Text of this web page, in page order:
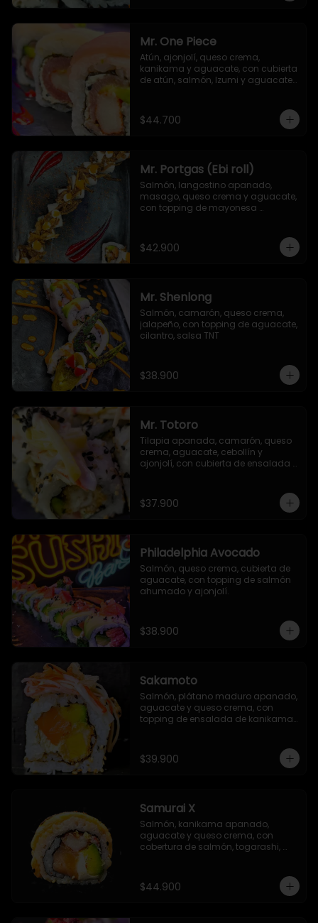
Mr. One Piece
Atún, ajonjolí, queso crema,
kanikama y aguacate, con cubierta
de atún, salmón, Izumi y aguacate.
$44.700
Mr. Portgas (Ebi roll)
Salmón, langostino apanado,
masago, queso crema y aguacate,
con topping de mayonesa
$42.900
Mr. Shenlong
Salmón, camarón, queso crema,
jalapeño, con topping de aguacate,
cilantro, salsa TNT
$38.900
Mr. Totoro
Tilapia apanada, camarón, queso
crema, aguacate, cebollín y
ajonjolí, con cubierta de ensalada
$37.900
Philadelphia Avocado
Salmón, queso crema, cubierta de
aguacate, con topping de salmón
ahumado y ajonjolí.
$38.900
Sakamoto
Salmón, plátano maduro apanado,
aguacate y queso crema, con
topping de ensalada de kanikama
$39.900
Samurai X
Salmón, kanikama apanado,
aguacate y queso crema, con
cobertura de salmón, togarashi,
$44.900